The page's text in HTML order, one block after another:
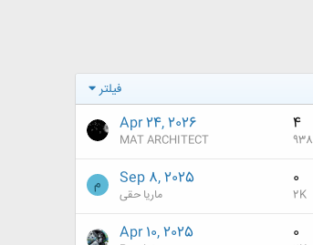
فیلتر
4
938
Apr 24, 2026
MAT ARCHITECT
0
2K
Sep 8, 2025
ماریا حقی م
0
Apr 10, 2025